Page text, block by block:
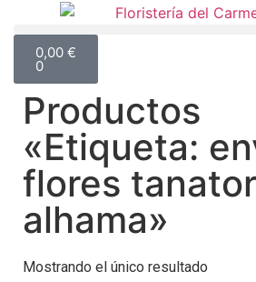
0,00 €
0
Productos
«Etiqueta:
flores
alhama»
Mostrando el único resultado